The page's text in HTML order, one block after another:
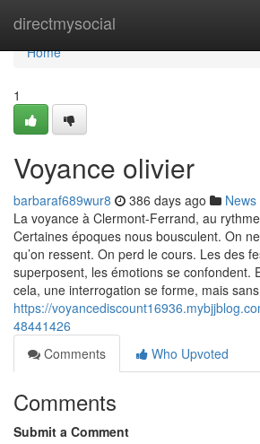
directmysocial
Home
Home
1
Voyance olivier
barbaraf689wur8 386 days ago News
La voyance à Clermont-Ferrand, au
Certaines époques nous bousculent. On
qu’on ressent. On perd le cours. Les des
superposent, les émotions se confondent.
cela, une interrogation se forme, mais
https://
48441426
Comments
Who Upvoted
Comments
Submit a Comment